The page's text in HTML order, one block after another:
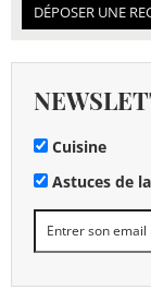
DÉPOSER UNE
Cuisine
Astuces de